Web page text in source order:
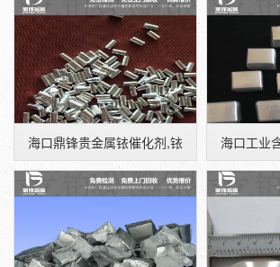
海口鼎锋贵金属铱催化剂,铱粉工业含铱废料
海口工业